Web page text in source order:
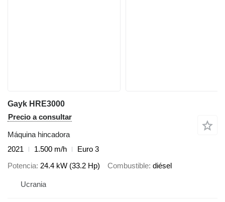
Gayk HRE3000
Precio a consultar
Máquina hincadora
2021
1.500 m/h
Euro 3
Potencia 24.4 kW (33.2 Hp) Combustible diésel
Ucrania